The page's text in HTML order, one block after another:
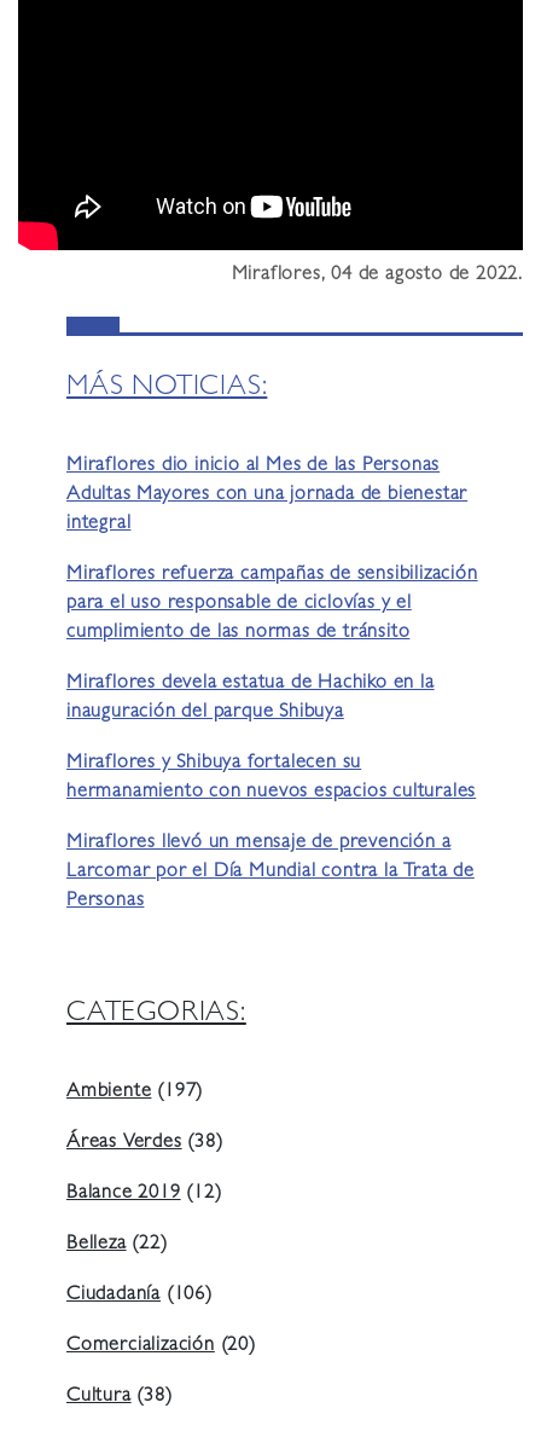
Miraflores, 04 de agosto de 2022.
MÁS NOTICIAS:
Miraflores dio inicio al Mes de las Personas
Adultas Mayores con una jornada de bienestar
integral
Miraflores refuerza campañas de sensibilización
para el uso responsable de ciclovías y el
cumplimiento de las normas de tránsito
Miraflores devela estatua de Hachiko en la
inauguración del parque Shibuya
Miraflores y Shibuya fortalecen su
hermanamiento con nuevos espacios culturales
Miraflores llevó un mensaje de prevención a
Larcomar por el Día Mundial contra la Trata de
Personas
CATEGORIAS:
Ambiente(197)
Áreas Verdes(38)
Balance 2019(12)
Belleza(22)
Ciudadanía (106)
Comercialización(20)
Cultura(38)